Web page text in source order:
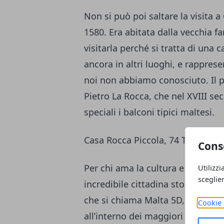
Cookie
Non si può poi saltare la visita a
1580. Era abitata dalla vecchia
visitarla perché si tratta di una
ancora in altri luoghi, e
noi non abbiamo conosciuto. Il
Pietro La Rocca, che nel XVIII
speciali i balconi tipici maltesi.
Casa Rocca Piccola, 74 Triq ir-
Per chi ama la cultura e
incredibile cittadina storica, La
che si chiama Malta 5D, un
all’interno dei maggiori segreti